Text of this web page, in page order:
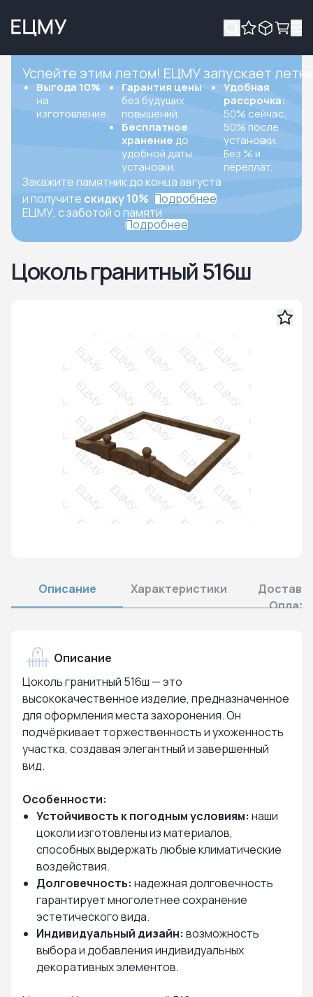
Успейте этим летом! ЕЦМУ запускает
Выгода 10%
на
изготовление.
Гарантия цены
без будущих
повышений.
Бесплатное
хранение до
удобной даты
установки.
Удобная
рассрочка:
50% сейчас,
50% после
установки.
Без % и
переплат.
Закажите памятник до конца августа
и получите скидку 10% Подробнее
ЕЦМУ, с заботой о памяти
Подробнее
Цоколь гранитный 516ш
Описание Характеристики
Оплата
Описание
Цоколь гранитный 516ш — это
высококачественное изделие, предназначенное
для оформления места захоронения. Он
подчёркивает торжественность и ухоженность
участка, создавая элегантный и завершенный
вид.
Особенности:
Устойчивость к погодным условиям: наши
цоколи изготовлены из материалов,
способных выдержать любые климатические
воздействия.
Долговечность: надежная долговечность
гарантирует многолетнее сохранение
эстетического вида.
Индивидуальный дизайн: возможность
выбора и добавления индивидуальных
декоративных элементов.